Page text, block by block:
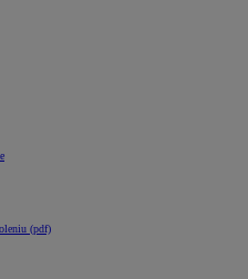
(pdf)